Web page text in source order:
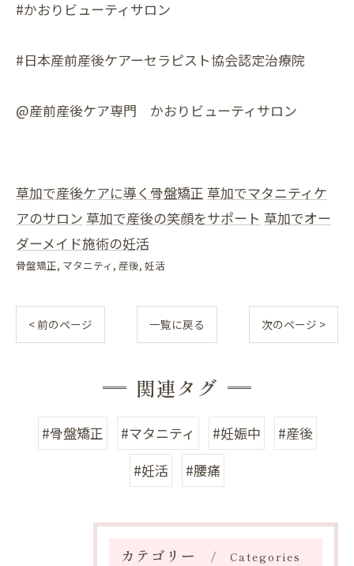
#かおりビューティサロン
#日本産前産後ケアーセラピスト協会認定治療院
@産前産後ケア専門 かおりビューティサロン
草加で産後ケアに導く骨盤矯正 草加でマタニティケ
アのサロン 草加で産後の笑顔をサポート 草加でオー
ダーメイド施術の妊活
骨盤矯正 マタニティ 産後 妊活
< 前のページ 一覧に戻る 次のページ >
関連タグ
#骨盤矯正 #マタニティ #妊娠中
#産後
#妊活
#腰痛
カテゴリー Categories